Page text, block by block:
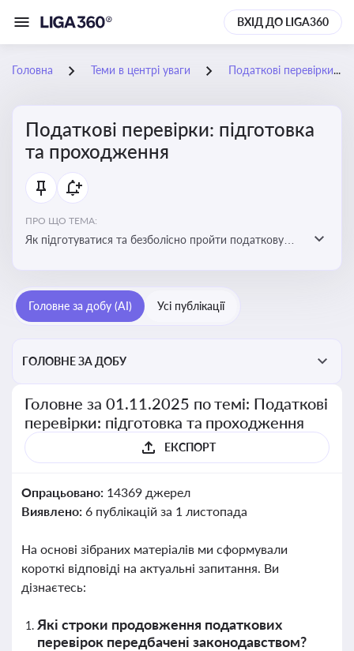
ВХІД ДО LIGA360
Головна Теми в центрі уваги Податкові перевірки: підготовка та проходження
Податкові перевірки: підготовка
та проходження
ПРО ЩО ТЕМА:
Як підготуватися та безболісно пройти податкову
Головне за добу (AI) Усі публікації
ГОЛОВНЕ ЗА ДОБУ
Головне за 01.11.2025 по темі: Податкові
перевірки: підготовка та проходження
ЕКСПОРТ
Опрацьовано: 14369 джерел
Виявлено: 6 публікацій за 1 листопада
На основі зібраних матеріалів ми сформували
короткі відповіді на актуальні запитання. Ви
дізнаєтесь:
Які строки продовження податкових
перевірок передбачені законодавством?